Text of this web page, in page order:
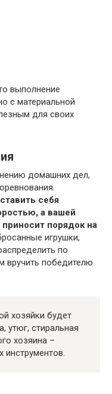
выполнение
с материальной
для своих
домашних дел,
себя
а вашей
порядок на
игрушки,
по
вручить победителю
хозяйки будет
утюг, стиральная
хозяина –
инструментов.